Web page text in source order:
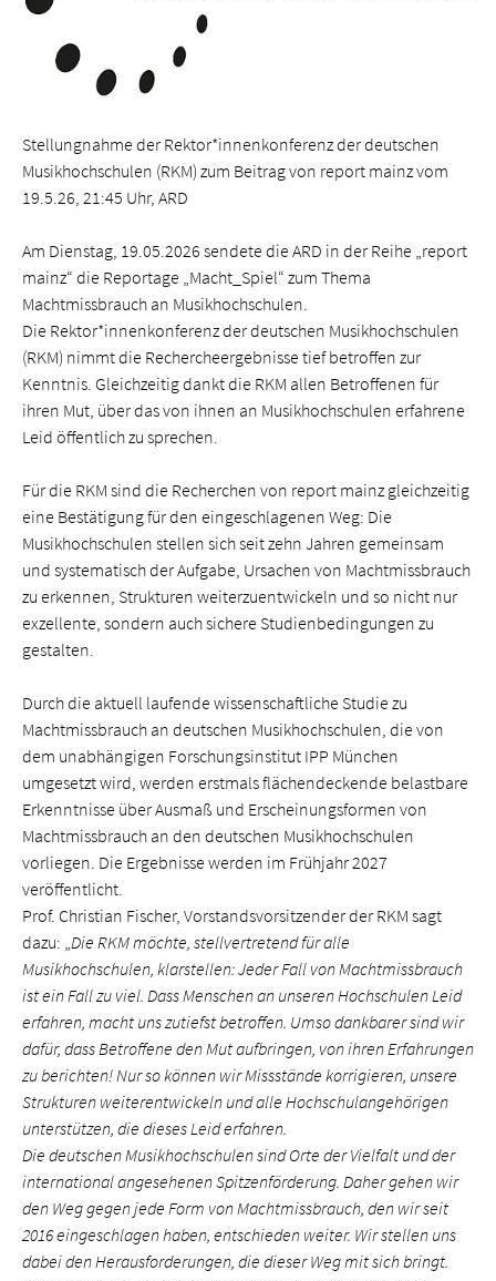
Stellungnahme der Rektor*innenkonferenz der deutschen
Musikhochschulen (RKM) zum Beitrag von report mainz vom
19.5.26, 21:45 Uhr, ARD
Am Dienstag, 19.05.2026 sendete die ARD in der Reihe „report
mainz“ die Reportage „Macht_Spiel“ zum Thema
Machtmissbrauch an Musikhochschulen.
Die Rektor*innenkonferenz der deutschen Musikhochschulen
(RKM) nimmt die Rechercheergebnisse tief betroffen zur
Kenntnis. Gleichzeitig dankt die RKM allen Betroffenen für
ihren Mut, über das von ihnen an Musikhochschulen erfahrene
Leid öffentlich zu sprechen.
Für die RKM sind die Recherchen von report mainz gleichzeitig
eine Bestätigung für den eingeschlagenen Weg: Die
Musikhochschulen stellen sich seit zehn Jahren gemeinsam
und systematisch der Aufgabe, Ursachen von Machtmissbrauch
zu erkennen, Strukturen weiterzuentwickeln und so nicht nur
exzellente, sondern auch sichere Studienbedingungen zu
gestalten.
Durch die aktuell laufende wissenschaftliche Studie zu
Machtmissbrauch an deutschen Musikhochschulen, die von
dem unabhängigen Forschungsinstitut IPP München
umgesetzt wird, werden erstmals flächendeckende belastbare
Erkenntnisse über Ausmaß und Erscheinungsformen von
Machtmissbrauch an den deutschen Musikhochschulen
vorliegen. Die Ergebnisse werden im Frühjahr 2027
veröffentlicht.
Prof. Christian Fischer, Vorstandsvorsitzender der RKM sagt
dazu: „Die RKM möchte, stellvertretend für alle
Musikhochschulen, klarstellen: Jeder Fall von Machtmissbrauch
ist ein Fall zu viel. Dass Menschen an unseren Hochschulen Leid
erfahren, macht uns zutiefst betroffen. Umso dankbarer sind wir
dafür, dass Betroffene den Mut aufbringen, von ihren Erfahrungen
zu berichten! Nur so können wir Missstände korrigieren, unsere
Strukturen weiterentwickeln und alle Hochschulangehörigen
unterstützen, die dieses Leid erfahren.
Die deutschen Musikhochschulen sind Orte der Vielfalt und der
international angesehenen Spitzenförderung. Daher gehen wir
den Weg gegen jede Form von Machtmissbrauch, den wir seit
2016 eingeschlagen haben, entschieden weiter. Wir stellen uns
dabei den Herausforderungen, die dieser Weg mit sich bringt.